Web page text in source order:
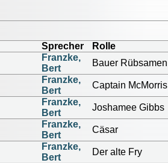
Sprecher Rolle
Franzke,
Bert
Bauer Rübsamen
Franzke,
Bert
Captain McMorris
Franzke,
Bert
Joshamee Gibbs
Franzke,
Bert
Cäsar
Franzke,
Bert
Der alte Fry